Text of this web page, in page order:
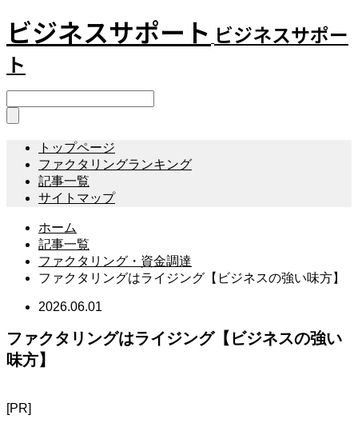
ビジネスサポート ビジネスサポー
ト
トップページ
ファクタリングランキング
記事一覧
サイトマップ
ホーム
記事一覧
ファクタリング・資金調達
ファクタリングはライジング【ビジネスの強い味方】
2026.06.01
ファクタリングはライジング【ビジネスの強い
味方】
[PR]